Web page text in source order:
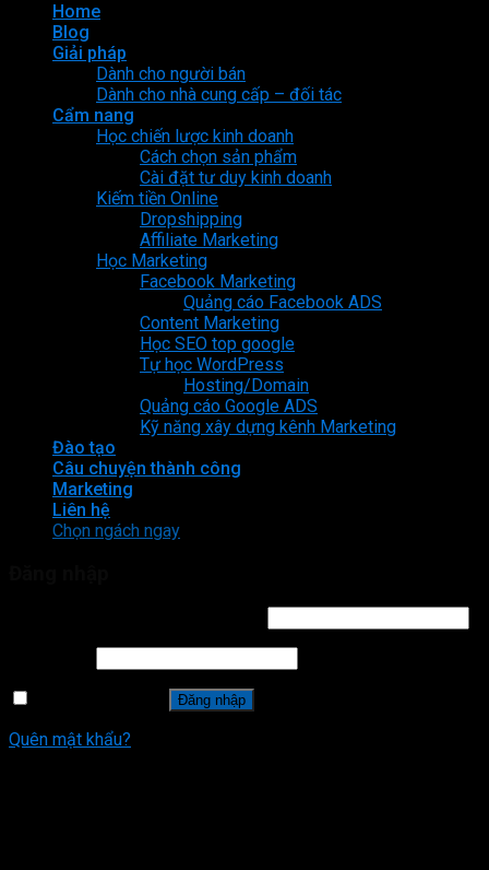
Home
Blog
Giải pháp
Dành cho người bán
Dành cho nhà cung cấp – đối tác
Cẩm nang
Học chiến lược kinh doanh
Cách chọn sản phẩm
Cài đặt tư duy kinh doanh
Kiếm tiền Online
Dropshipping
Affiliate Marketing
Học Marketing
Facebook Marketing
Quảng cáo Facebook ADS
Content Marketing
Học SEO top google
Tự học WordPress
Hosting/Domain
Quảng cáo Google ADS
Kỹ năng xây dựng kênh Marketing
Đào tạo
Câu chuyện thành công
Marketing
Liên hệ
Chọn ngách ngay
Đăng nhập
Quên mật khẩu?